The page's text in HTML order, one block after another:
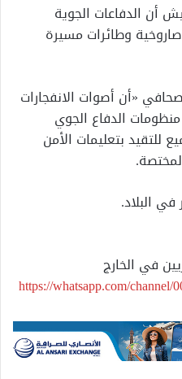
أن الدفاعات الجوية
وطائرات مسيرة
«أن أصوات الانفجارات
الدفاع الجوي
للتقيد بتعليمات الأمن
البلاد.
في الخارج
https://whatsapp.com/